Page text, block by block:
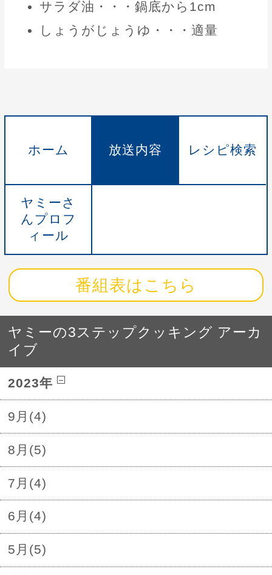
サラダ油・・・鍋底から1cm
しょうがじょうゆ・・・適量
ホーム 放送内容 レシピ検索
ヤミーさ
んプロフ
ィール
番組表はこちら
ヤミーの3ステップクッキング アーカ
イブ
2023年
9月(4)
8月(5)
7月(4)
6月(4)
5月(5)